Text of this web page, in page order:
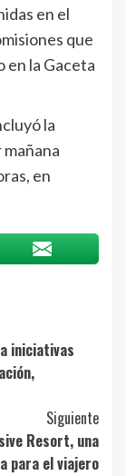
en el
que
en la Gaceta
la
en
iniciativas
Siguiente
Resort, una
para el viajero